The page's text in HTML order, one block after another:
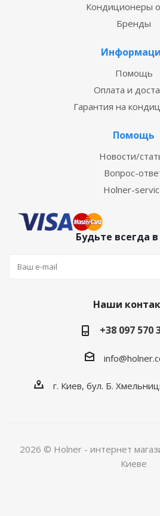
Кондиционеры
Бренды
Помощь
Оплата и
Гарантия на
Помощь
Новости/
Вопрос-
Holner-
Будьте всегда в
Наши
+38 097 570
г. Киев, бул. Б.
2026 © Holner - интернет
Киеве